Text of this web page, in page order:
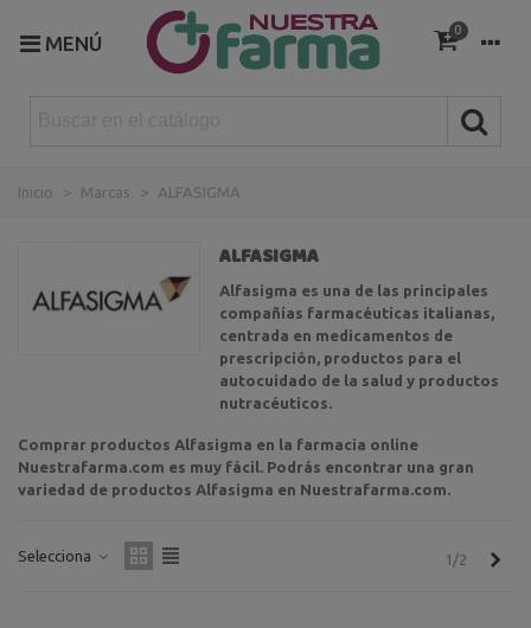
MENÚ
0
Inicio > Marcas > ALFASIGMA
ALFASIGMA
Alfasigma es una de las principales
compañías farmacéuticas italianas,
centrada en medicamentos de
prescripción, productos para el
autocuidado de la salud y productos
nutracéuticos.
Comprar productos Alfasigma en la farmacia online
Nuestrafarma.com es muy fácil. Podrás encontrar una gran
variedad de productos Alfasigma en Nuestrafarma.com.
Selecciona 1/2